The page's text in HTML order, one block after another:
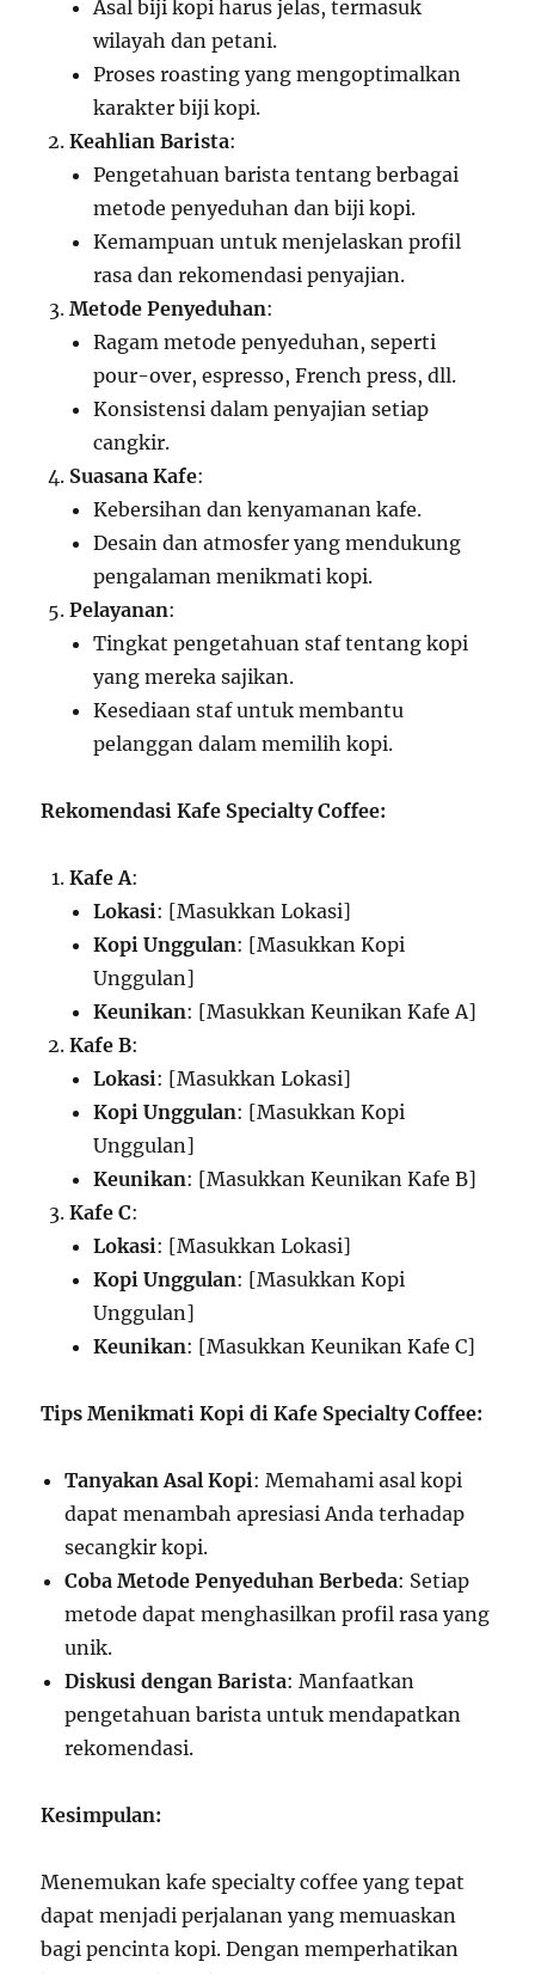
Asal biji kopi harus jelas, termasuk
wilayah dan petani.
Proses roasting yang mengoptimalkan
karakter biji kopi.
Keahlian Barista:
Pengetahuan barista tentang berbagai
metode penyeduhan dan biji kopi.
Kemampuan untuk menjelaskan profil
rasa dan rekomendasi penyajian.
Metode Penyeduhan:
Ragam metode penyeduhan, seperti
pour-over, espresso, French press, dll.
Konsistensi dalam penyajian setiap
cangkir.
Suasana Kafe:
Kebersihan dan kenyamanan kafe.
Desain dan atmosfer yang mendukung
pengalaman menikmati kopi.
Pelayanan:
Tingkat pengetahuan staf tentang kopi
yang mereka sajikan.
Kesediaan staf untuk membantu
pelanggan dalam memilih kopi.
Rekomendasi Kafe Specialty Coffee:
Kafe A:
Lokasi: [Masukkan Lokasi]
Kopi Unggulan: [Masukkan Kopi
Unggulan]
Keunikan: [Masukkan Keunikan Kafe A]
Kafe B:
Lokasi: [Masukkan Lokasi]
Kopi Unggulan: [Masukkan Kopi
Unggulan]
Keunikan: [Masukkan Keunikan Kafe B]
Kafe C:
Lokasi: [Masukkan Lokasi]
Kopi Unggulan: [Masukkan Kopi
Unggulan]
Keunikan: [Masukkan Keunikan Kafe C]
Tips Menikmati Kopi di Kafe Specialty Coffee:
Tanyakan Asal Kopi: Memahami asal kopi
dapat menambah apresiasi Anda terhadap
secangkir kopi.
Coba Metode Penyeduhan Berbeda: Setiap
metode dapat menghasilkan profil rasa yang
unik.
Diskusi dengan Barista: Manfaatkan
pengetahuan barista untuk mendapatkan
rekomendasi.
Kesimpulan:
Menemukan kafe specialty coffee yang tepat
dapat menjadi perjalanan yang memuaskan
bagi pencinta kopi. Dengan memperhatikan